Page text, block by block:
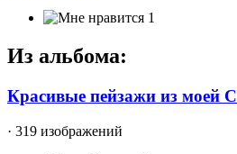
1
Из альбома:
Красивые пейзажи из моей
· 319 изображений